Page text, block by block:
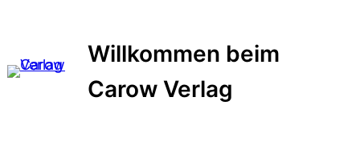
springen
Willkommen beim
Carow Verlag